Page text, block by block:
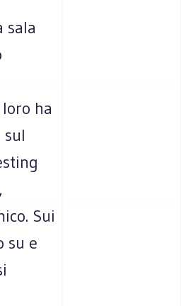
sala
ha
Sui
su e